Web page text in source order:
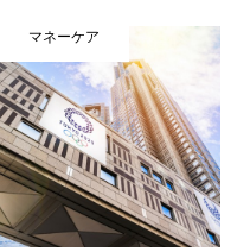
マネーケア